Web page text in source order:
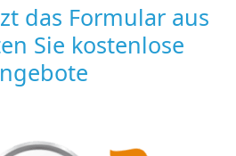
das Formular aus
Sie kostenlose